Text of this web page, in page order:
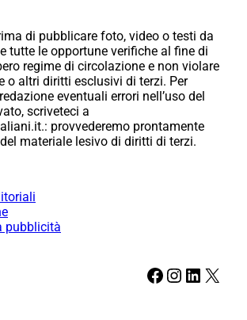
di pubblicare foto, video o testi da
tutte le opportune verifiche al fine di
regime di circolazione e non violare
o altri diritti esclusivi di terzi. Per
eventuali errori nell’uso del
scriveteci a
provvederemo prontamente
materiale lesivo di diritti di terzi.
pubblicità
Facebook Instagram LinkedIn X